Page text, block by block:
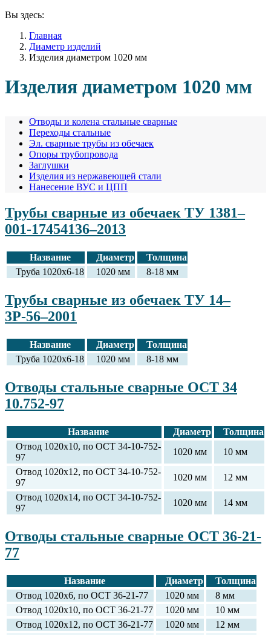
Вы здесь:
Главная
Диаметр изделий
Изделия диаметром 1020 мм
Изделия диаметром 1020 мм
Отводы и колена стальные сварные
Переходы стальные
Эл. сварные трубы из обечаек
Опоры трубопровода
Заглушки
Изделия из нержавеющей стали
Нанесение ВУС и ЦПП
Трубы сварные из обечаек ТУ 1381–
001-17454136–2013
Название Диаметр
Толщина
Труба 1020х6-18
1020 мм 8-18 мм
Трубы сварные из обечаек ТУ 14–
3Р-56–2001
Название Диаметр
Толщина
Труба 1020х6-18
1020 мм 8-18 мм
Отводы стальные сварные ОСТ 34
10.752-97
Название Диаметр
Толщина
Отвод 1020х10, по ОСТ 34-10-752-
97
1020 мм
10 мм
Отвод 1020х12, по ОСТ 34-10-752-
97
1020 мм
12 мм
Отвод 1020х14, по ОСТ 34-10-752-
97
1020 мм 14 мм
Отводы стальные сварные ОСТ 36-21-
77
Название Диаметр
Толщина
Отвод 1020х6, по ОСТ 36-21-77
1020 мм
8 мм
Отвод 1020х10, по ОСТ 36-21-77
1020 мм
10 мм
Отвод 1020х12, по ОСТ 36-21-77
1020 мм
12 мм